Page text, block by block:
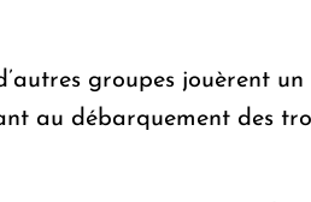
groupes jouèrent
au débarquement des